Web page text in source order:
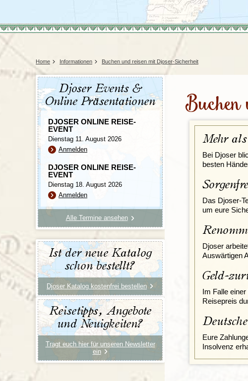
Simbabwe
Südafrika
Tansania
Uganda
Kolumbien
Kuba
Mexiko
Peru
Home Informationen Buchen und reisen mit Djoser-Sicherheit
Mehr als
Bei Djoser
besten
Das Djoser-
um eure
Djoser
Auswärtigen
Geld-
Im Falle
Reisepreis
Eure
Insolvenz
Djoser Events &
Online Präsentationen
DJOSER ONLINE REISE-
EVENT
Dienstag 11. August 2026
Anmelden
DJOSER ONLINE REISE-
EVENT
Dienstag 18. August 2026
Anmelden
Alle Termine ansehen
Ist der neue Katalog
schon bestellt?
Djoser Katalog kostenfrei bestellen
Reisetipps, Angebote
und Neuigkeiten?
Tragt euch hier für unseren Newsletter
ein